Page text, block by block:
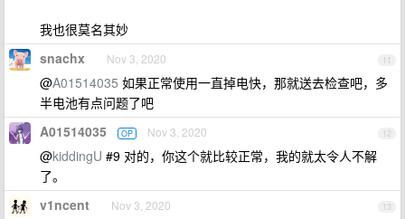
我也很莫名其妙
11
snachx Nov 3, 2020
@A01514035 如果正常使用一直掉电快，那就送去检查吧，多
半电池有点问题了吧
12
A01514035 OP Nov 3, 2020
@kiddingU #9 对的，你这个就比较正常，我的就太令人不解
了。
13
v1ncent Nov 3, 2020